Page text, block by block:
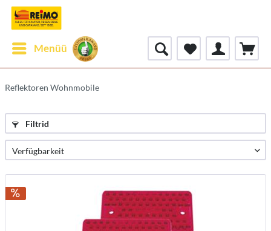
Menüü
Reflektoren Wohnmobile
Filtrid